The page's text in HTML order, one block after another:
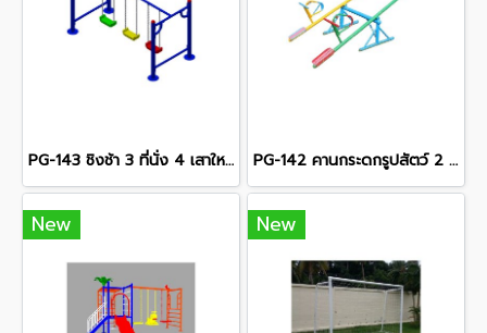
PG-143 ชิงช้า 3 ที่นั่ง 4 เสาใหญ่ PG-142 คานกระดกรูปสัตว์ 2 คาน
New New